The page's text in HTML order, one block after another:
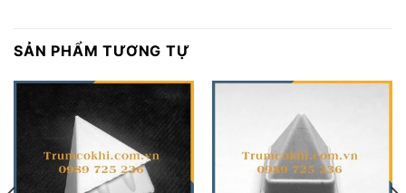
SẢN PHẨM TƯƠNG TỰ